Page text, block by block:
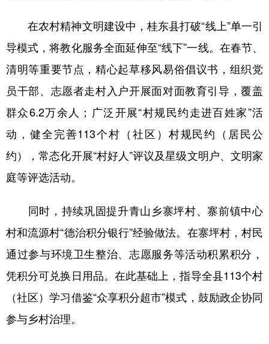
在农村精神文明建设中，桂东县打破“线上”单一引
导模式，将教化服务全面延伸至“线下”一线。在春节、
清明等重要节点，精心起草移风易俗倡议书，组织党
员干部、志愿者走村入户开展面对面教育引导，覆盖
群众6.2万余人；广泛开展“村规民约走进百姓家”活
动，健全完善113个村（社区）村规民约（居民公
约），常态化开展“村好人”评议及星级文明户、文明家
庭等评选活动。
同时，持续巩固提升青山乡寨坪村、寨前镇中心
村和流源村“德治积分银行”经验做法。在寨坪村，村民
通过参与环境卫生整治、志愿服务等活动积累积分，
凭积分可兑换日用品。在此基础上，指导全县113个村
（社区）学习借鉴“众享积分超市”模式，鼓励政企协同
参与乡村治理。